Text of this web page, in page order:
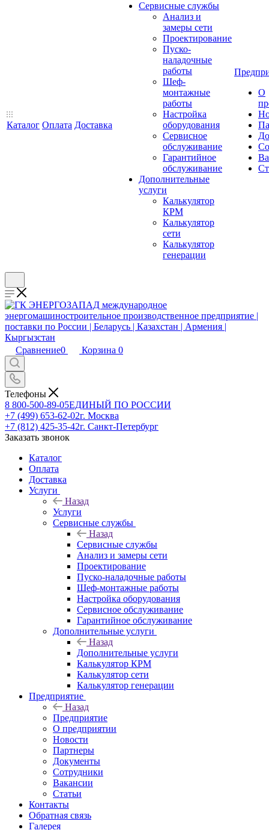
Каталог Оплата Доставка
Сервисные службы
Анализ и
замеры сети
Проектирование
Пуско-
наладочные
работы
Шеф-
монтажные
работы
Настройка
оборудования
Сервисное
обслуживание
Гарантийное
обслуживание
Дополнительные
услуги
Калькулятор
КРМ
Калькулятор
сети
Калькулятор
генерации
О
Сравнение0 Корзина 0
Телефоны
8 800-500-89-05ЕДИНЫЙ ПО РОССИИ
+7 (499) 653-62-02г. Москва
+7 (812) 425-35-42г. Санкт-Петербург
Заказать звонок
Каталог
Оплата
Доставка
Услуги
Назад
Услуги
Сервисные службы
Назад
Сервисные службы
Анализ и замеры сети
Проектирование
Пуско-наладочные работы
Шеф-монтажные работы
Настройка оборудования
Сервисное обслуживание
Гарантийное обслуживание
Дополнительные услуги
Назад
Дополнительные услуги
Калькулятор КРМ
Калькулятор сети
Калькулятор генерации
Предприятие
Назад
Предприятие
О предприятии
Новости
Партнеры
Документы
Сотрудники
Вакансии
Статьи
Контакты
Обратная связь
Галерея